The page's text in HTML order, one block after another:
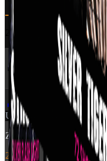
25 skud i 25 mm rør i ens
🔥 Flere
🎆
Udsolgt
Zensation: Brocade Crown
249 kr.